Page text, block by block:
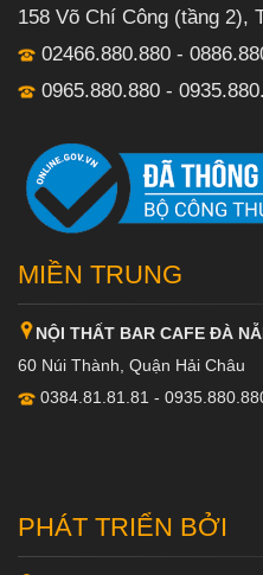
158 Võ Chí Công (tầng 2),
02466.880.880 -
0965.880.880 -
MIỀN TRUNG
NỘI THẤT BAR CAFE ĐÀ
60 Núi Thành, Quận Hải Châu
0384.81.81.81 -
PHÁT TRIỂN BỞI